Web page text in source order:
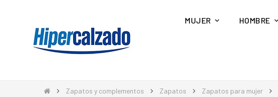
MUJER HOMBRE
Zapatos y complementos Zapatos Zapatos para mujer